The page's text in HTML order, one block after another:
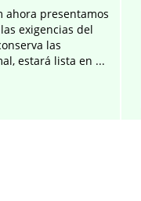
ahora presentamos
exigencias del
las
estará lista en ...